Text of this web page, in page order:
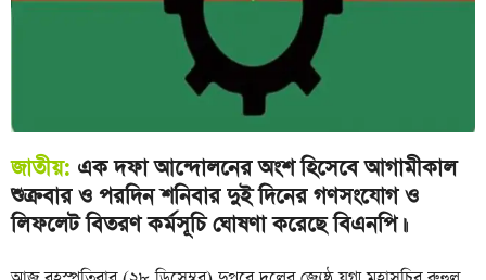
জাতীয়: এক দফা আন্দোলনের অংশ হিসেবে আগামীকাল
শুক্রবার ও পরদিন শনিবার দুই দিনের গণসংযোগ ও
লিফলেট বিতরণ কর্মসূচি ঘোষণা করেছে বিএনপি।।